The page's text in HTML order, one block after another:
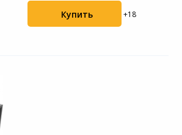
Купить +18